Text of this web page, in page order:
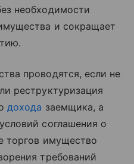
необходимости
и сокращает
проводятся, если не
реструктуризация
дохода заемщика, а
соглашения о
торгов имущество
требований